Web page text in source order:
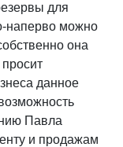
для
наперво можно
она
данное
Павла
и продажам